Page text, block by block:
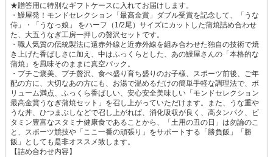
★贈答用に特別なギフトケースに入れてお届けします。
・鰻屋発！モンドセレクション「最高金賞」ダブル受賞を記念して、「うな
侍」・「うなっ娘」 をハーフ（1/2尾）サイズにカットした蒲焼詰め合わせ
た、大五うなぎ工房一押しの贅沢セットです。
・職人気質の伝統製法に遠赤外線と近赤外線を組み合わせた独自の技術で焼
き上げた香ばしさに加え、中はふっくらとした、あの鰻屋さんの「本格的な
蒲焼」を風味そのままに真空パック。
・プチご褒美、プチ贅沢、食べ盛り育ち盛りのお子様、スポーツ前後、ご年
配の方に、大切なあの方にも、お湯で温めるだけの簡単手軽な調理法で、ボ
リューム満点、ふっくら香ばしい、安心安全美味しい「モンドセレクション
最高金賞うなぎ蒲焼セット」を召し上がっていただけます。また、うな重や
うな丼、ひつまぶしなどで召し上がれば、消化吸収が良く、高タンパク、ビ
タミン豊富なスタミナ健康食であることから、「土用の丑の日」は勿論のこ
と、スポーツ競技や「ここ一番の頑張り」をサポートする「勝負飯」「勝
飯」としても是非オススメ致します。
【詰め合わせ内容】